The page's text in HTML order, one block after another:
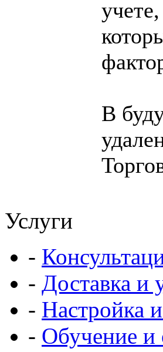
В
Услуги
-
- Доставка и
- Настройка
- Обучение и